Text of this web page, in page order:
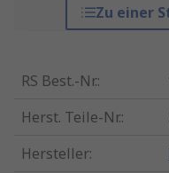
Zu einer
RS Best.-Nr.:
Herst. Teile-Nr.:
Hersteller: